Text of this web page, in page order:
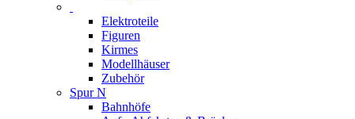
Elektroteile
Figuren
Kirmes
Modellhäuser
Zubehör
Spur N
Bahnhöfe